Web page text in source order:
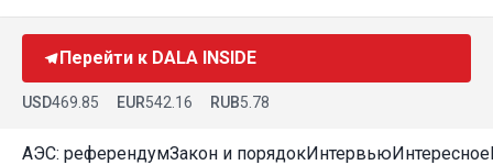
Перейти к DALA INSIDE
USD469.85 EUR542.16 RUB5.78
АЭС: референдумЗакон и порядокИнтервьюИнтересное